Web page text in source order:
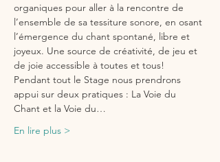
organiques pour aller à la rencontre de
l’ensemble de sa tessiture sonore, en osant
l’émergence du chant spontané, libre et
joyeux. Une source de créativité, de jeu et
de joie accessible à toutes et tous!
Pendant tout le Stage nous prendrons
appui sur deux pratiques : La Voie du
Chant et la Voie du…
En lire plus >